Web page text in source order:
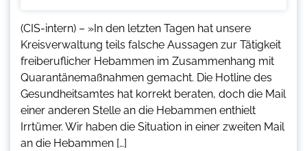
(CIS-intern) – »In den letzten Tagen hat unsere
Kreisverwaltung teils falsche Aussagen zur Tätigkeit
freiberuflicher Hebammen im Zusammenhang mit
Quarantänemaßnahmen gemacht. Die Hotline des
Gesundheitsamtes hat korrekt beraten, doch die Mail
einer anderen Stelle an die Hebammen enthielt
Irrtümer. Wir haben die Situation in einer zweiten Mail
an die Hebammen […]